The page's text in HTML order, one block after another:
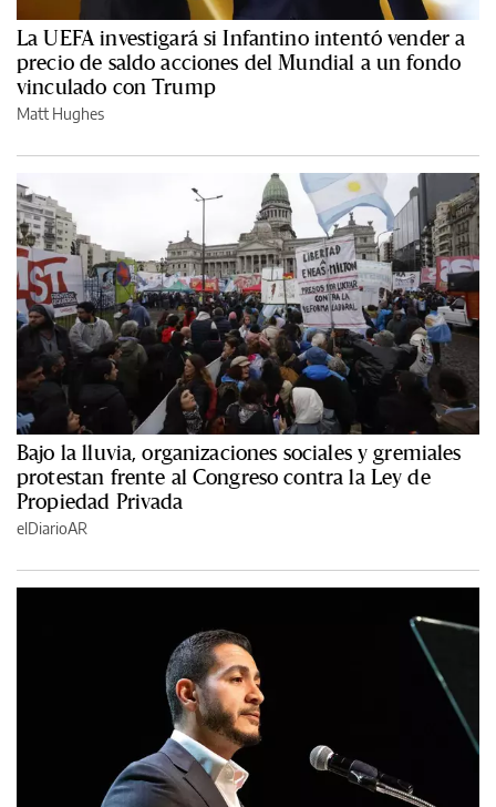
La UEFA investigará si Infantino intentó vender a
precio de saldo acciones del Mundial a un fondo
vinculado con Trump
Matt Hughes
Bajo la lluvia, organizaciones sociales y gremiales
protestan frente al Congreso contra la Ley de
Propiedad Privada
elDiarioAR